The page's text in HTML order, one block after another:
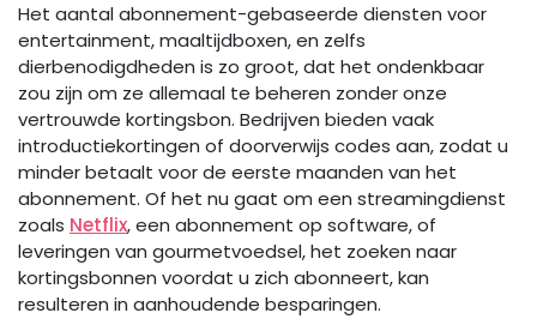
Het aantal abonnement-gebaseerde diensten voor
entertainment, maaltijdboxen, en zelfs
dierbenodigdheden is zo groot, dat het ondenkbaar
zou zijn om ze allemaal te beheren zonder onze
vertrouwde kortingsbon. Bedrijven bieden vaak
introductiekortingen of doorverwijs codes aan, zodat u
minder betaalt voor de eerste maanden van het
abonnement. Of het nu gaat om een streamingdienst
zoals Netflix, een abonnement op software, of
leveringen van gourmetvoedsel, het zoeken naar
kortingsbonnen voordat u zich abonneert, kan
resulteren in aanhoudende besparingen.